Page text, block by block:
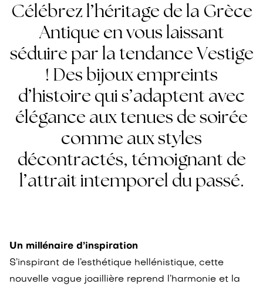
Célébrez l’héritage de la Grèce
Antique en vous laissant
séduire par la tendance Vestige
! Des bijoux empreints
d’histoire qui s’adaptent avec
élégance aux tenues de soirée
comme aux styles
décontractés, témoignant de
l’attrait intemporel du passé.
Un millénaire d’inspiration
S’inspirant de l’esthétique hellénistique, cette
nouvelle vague joaillière reprend l’harmonie et la